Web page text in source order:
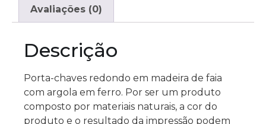
Avaliações (0)
Descrição
Porta-chaves redondo em madeira de faia
com argola em ferro. Por ser um produto
composto por materiais naturais, a cor do
produto e o resultado da impressão podem